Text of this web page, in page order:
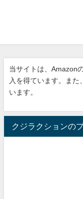
当サイトは、Amazon
入を得ています。また
います。
クジラクションの